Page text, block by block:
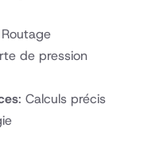
de pression
: Calculs précis